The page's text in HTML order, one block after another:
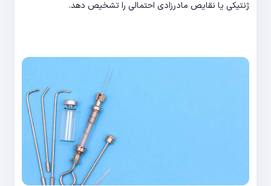
ژنتیکی یا نقایص مادرزادی احتمالی را تشخیص دهد.